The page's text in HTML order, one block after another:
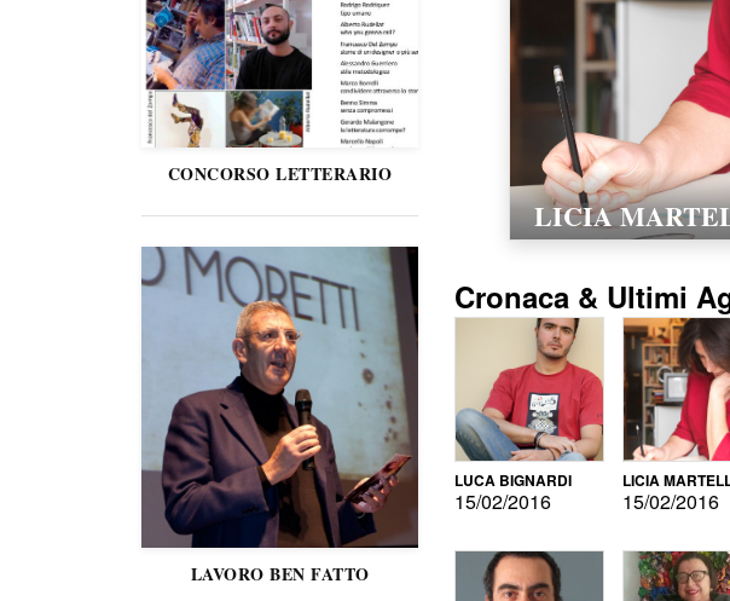
CONCORSO LETTERARIO
LAVORO BEN FATTO
LORELLA
Cronaca & Ultimi
LUCA BIGNARDI
15/02/2016
LICIA
15/02/2016